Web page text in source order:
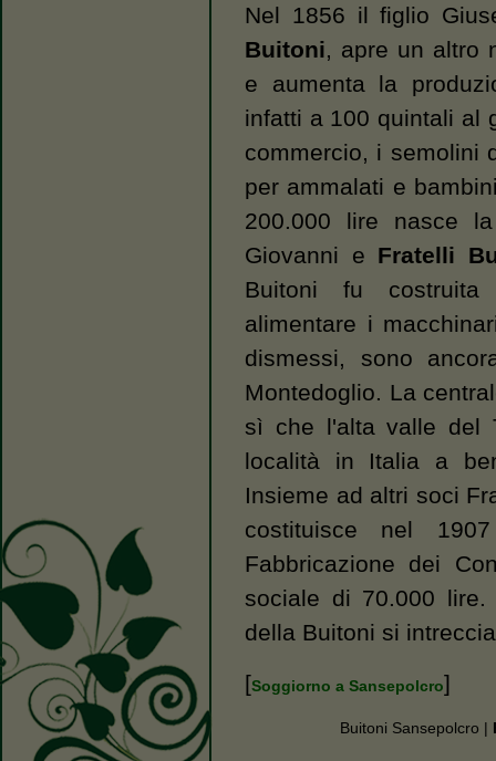
Nel 1856 il figlio
Buitoni, apre un altro
e aumenta la
infatti a 100 quintali al
commercio, i semolini
per ammalati e
200.000 lire nasce
Giovanni e Fratelli
Buitoni fu costruita
alimentare i
dismessi, sono
Montedoglio. La
sì che l'alta valle del
località in Italia a
Insieme ad altri soci
costituisce nel
Fabbricazione dei
sociale di 70.000
della Buitoni si
[Soggiorno a Sansepolcro]
Buitoni Sansepolcro |